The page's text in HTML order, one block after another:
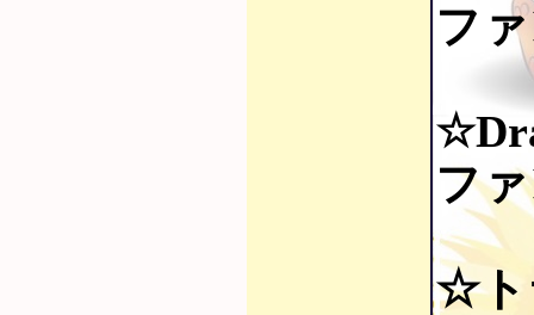
フ
フ
☆ト